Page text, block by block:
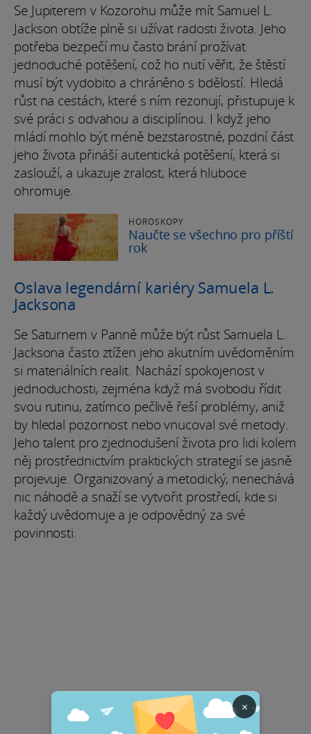
Se Jupiterem v Kozorohu může mít Samuel L.
Jackson obtíže plně si užívat radosti života. Jeho
potřeba bezpečí mu často brání prožívat
jednoduché potěšení, což ho nutí věřit, že štěstí
musí být vydobito a chráněno s bdělostí. Hledá
růst na cestách, které s ním rezonují, přistupuje k
své práci s odvahou a disciplínou. I když jeho
mládí mohlo být méně bezstarostné, pozdní část
jeho života přináší autentická potěšení, která si
zaslouží, a ukazuje zralost, která hluboce
ohromuje.
HOROSKOPY
Naučte se všechno pro příští
rok
Oslava legendární kariéry Samuela L.
Jacksona
Se Saturnem v Panně může být růst Samuela L.
Jacksona často ztížen jeho akutním uvědoměním
si materiálních realit. Nachází spokojenost v
jednoduchosti, zejména když má svobodu řídit
svou rutinu, zatímco pečlivě řeší problémy, aniž
by hledal pozornost nebo vnucoval své metody.
Jeho talent pro zjednodušení života pro lidi kolem
něj prostřednictvím praktických strategií se jasně
projevuje. Organizovaný a metodický, nenechává
nic náhodě a snaží se vytvořit prostředí, kde si
každý uvědomuje a je odpovědný za své
povinnosti.
×